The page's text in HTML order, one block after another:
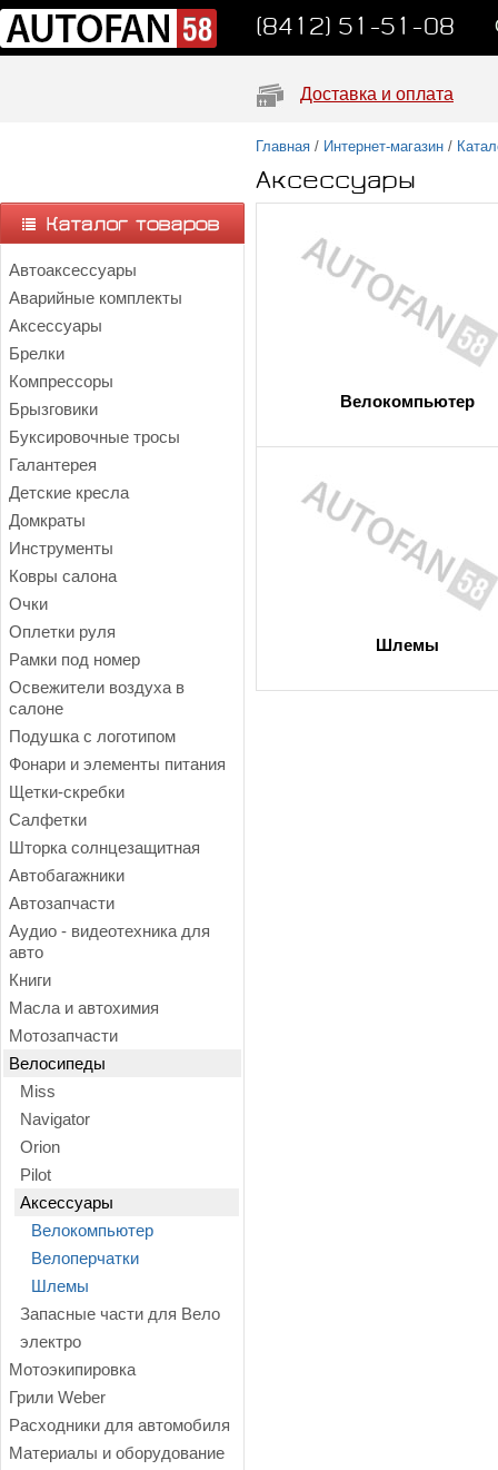
(8412) 51-51-08
Доставка и оплата
Автоаксессуары
Аварийные комплекты
Аксессуары
Брелки
Компрессоры
Брызговики
Буксировочные тросы
Галантерея
Детские кресла
Домкраты
Инструменты
Ковры салона
Очки
Оплетки руля
Рамки под номер
Освежители воздуха в
салоне
Подушка с логотипом
Фонари и элементы питания
Щетки-скребки
Салфетки
Шторка солнцезащитная
Автобагажники
Автозапчасти
Аудио - видеотехника для
авто
Книги
Масла и автохимия
Мотозапчасти
Велосипеды
Miss
Navigator
Orion
Pilot
Аксессуары
Велокомпьютер
Велоперчатки
Шлемы
Запасные части для Вело
электро
Мотоэкипировка
Грили Weber
Расходники для автомобиля
Материалы и оборудование
Главная / Интернет-магазин /
Аксессуары
Велокомпьютер
Шлемы